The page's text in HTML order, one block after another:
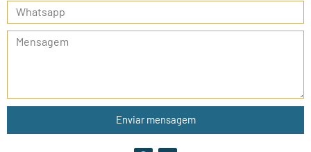
Enviar mensagem